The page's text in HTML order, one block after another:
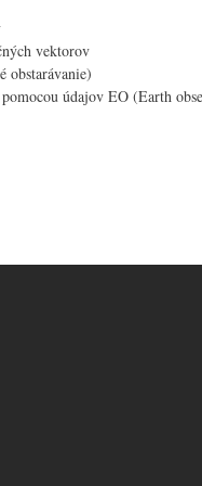
a
PCP
pomocou